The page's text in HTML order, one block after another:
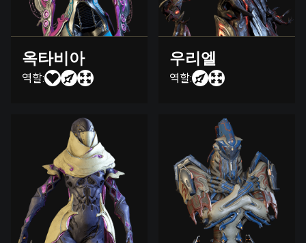
옥타비아
역할:
우리엘
역할: